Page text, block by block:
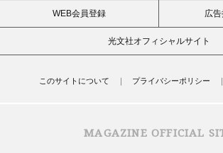
WEB会員登録 広
光文社オフィシャルサイト
このサイトについて プライバシーポリシー
MAGAZINE OFFICIAL